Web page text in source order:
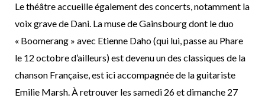
Le théâtre accueille également des concerts, notamment la
voix grave de Dani. La muse de Gainsbourg dont le duo
« Boomerang » avec Etienne Daho (qui lui, passe au Phare
le 12 octobre d’ailleurs) est devenu un des classiques de la
chanson Française, est ici accompagnée de la guitariste
Emilie Marsh. À retrouver les samedi 26 et dimanche 27